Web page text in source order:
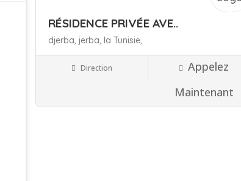
RÉSIDENCE PRIVÉE AVE..
djerba, jerba, la Tunisie,
Location immobilière 38 Isère
Direction
Appelez
Maintenant